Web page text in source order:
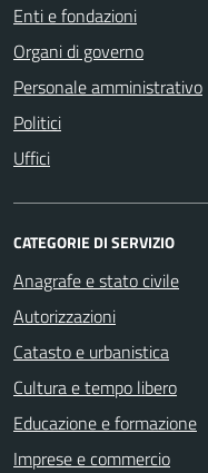
Enti e fondazioni
Organi di governo
Personale amministrativo
Politici
Uffici
CATEGORIE DI SERVIZIO
Anagrafe e stato civile
Autorizzazioni
Catasto e urbanistica
Cultura e tempo libero
Educazione e formazione
Imprese e commercio